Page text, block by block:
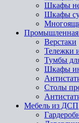
Шкафы
Шкафы
Промышленная
Верстаки
Тележки
Тумбы
Шкафы
Столы
Мебель из ДСП